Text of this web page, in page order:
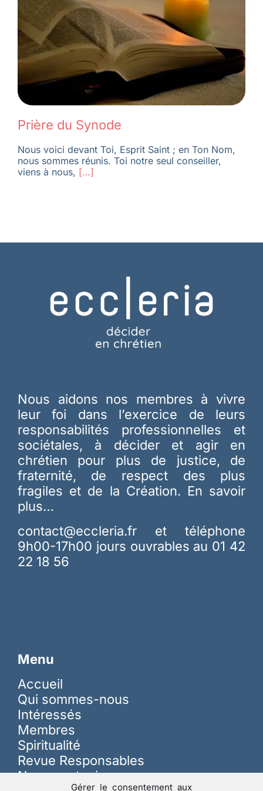
Gérer le consentement aux
Membres
L’actu
La revue Responsables
Prière du Synode
Nous voici devant Toi, Esprit Saint ; en Ton Nom,
nous sommes réunis. Toi notre seul conseiller,
viens à nous, […]
Nous aidons nos membres à vivre
leur foi dans l’exercice de leurs
responsabilités professionnelles et
sociétales, à décider et agir en
chrétien pour plus de justice, de
fraternité, de respect des plus
fragiles et de la Création. En savoir
plus…
contact@eccleria.fr et téléphone
9h00-17h00 jours ouvrables au 01 42
22 18 56
Menu
Accueil
Qui sommes-nous
Intéressés
Membres
Spiritualité
Revue Responsables
Nous soutenir